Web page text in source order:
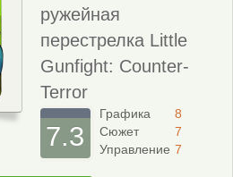
ружейная
перестрелка Little
Gunfight: Counter-
Terror
7.3
Графика
Сюжет
Управление
8
7
7